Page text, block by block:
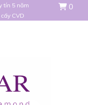
tín 5 năm
CVD
0